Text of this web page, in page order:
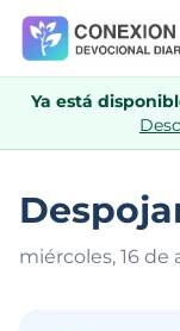
Ya está
miércoles, 16 de